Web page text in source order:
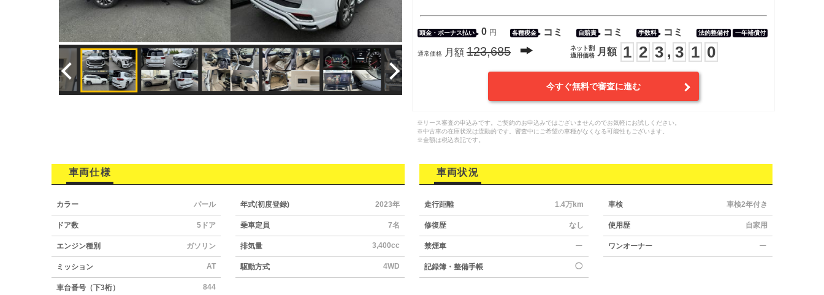
頭金・ボーナス払い 0 円 各種税金 コミ 自賠責 コミ 手数料 コミ 法的整備付 一年補償付
通常価格 月額 123,685
ネット割
適用価格
月額 1 2 3 , 3 1 0
今すぐ無料で審査に進む
※リース審査の申込みです。ご契約のお申込みではございませんのでお気軽にお試しください。
※中古車の在庫状況は流動的です。審査中にご希望の車種がなくなる可能性もございます。
※金額は税込表記です。
車両仕様
カラー パール 年式(初度登録) 2023年
ドア数 5ドア 乗車定員 7名
エンジン種別 ガソリン 排気量 3,400cc
ミッション AT 駆動方式 4WD
車台番号（下3桁） 844
車両状況
走行距離 1.4万km 車検 車検2年付き
修復歴 なし 使用歴 自家用
禁煙車 ー ワンオーナー ー
記録簿・整備手帳 ◯